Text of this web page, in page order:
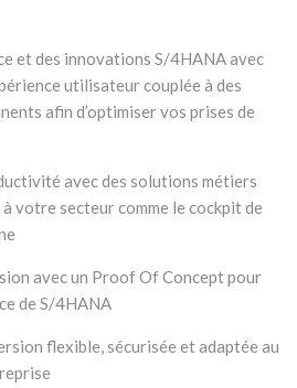
et des innovations S/4HANA avec
utilisateur couplée à des
afin d’optimiser vos prises de
avec des solutions métiers
votre secteur comme le cockpit de
avec un Proof Of Concept pour
de S/4HANA
flexible, sécurisée et adaptée au